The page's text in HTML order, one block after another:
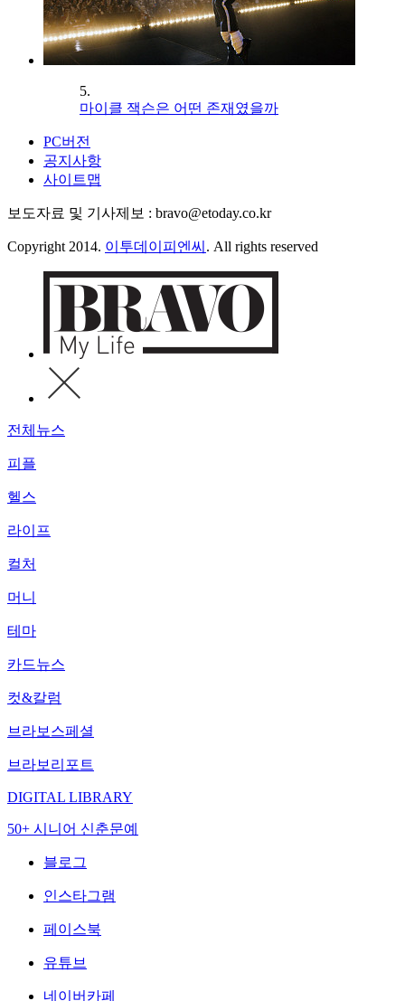
5.
마이클 잭슨은 어떤 존재였을까
PC버전
공지사항
사이트맵
보도자료 및 기사제보 : bravo@etoday.co.kr
Copyright 2014. 이투데이피엔씨 . All rights reserved
전체뉴스
피플
헬스
라이프
컬처
머니
테마
카드뉴스
컷&칼럼
브라보스페셜
브라보리포트
DIGITAL LIBRARY
50+ 시니어 신춘문예
블로그
인스타그램
페이스북
유튜브
네이버카페